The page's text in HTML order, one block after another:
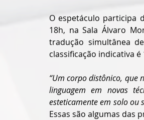
O espetáculo participa
18h, na Sala Álvaro
tradução simultânea
classificação indicativa é
“Um corpo distônico, que
linguagem em novas
esteticamente em solo ou
Essas são algumas das